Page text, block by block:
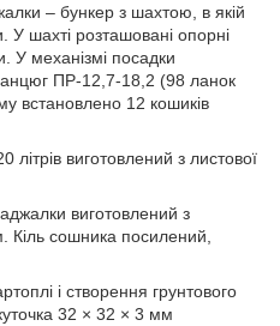
– бункер з шахтою, в якій
У шахті розташовані опорні
У механізмі посадки
ПР-12,7-18,2 (98 ланок
встановлено 12 кошиків
літрів виготовлений з листової
виготовлений з
Кіль сошника посилений,
і створення грунтового
32 × 32 × 3 мм